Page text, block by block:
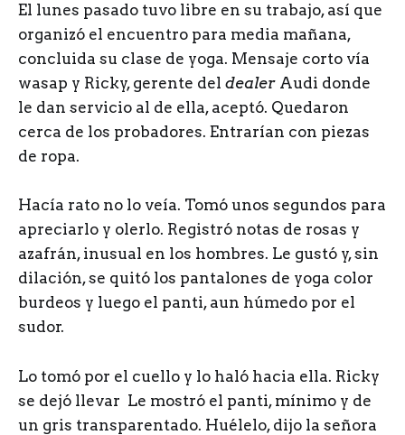
El lunes pasado tuvo libre en su trabajo, así que
organizó el encuentro para media mañana,
concluida su clase de yoga. Mensaje corto vía
wasap y Ricky, gerente del dealer Audi donde
le dan servicio al de ella, aceptó. Quedaron
cerca de los probadores. Entrarían con piezas
de ropa.
Hacía rato no lo veía. Tomó unos segundos para
apreciarlo y olerlo. Registró notas de rosas y
azafrán, inusual en los hombres. Le gustó y, sin
dilación, se quitó los pantalones de yoga color
burdeos y luego el panti, aun húmedo por el
sudor.
Lo tomó por el cuello y lo haló hacia ella. Ricky
se dejó llevar Le mostró el panti, mínimo y de
un gris transparentado. Huélelo, dijo la señora